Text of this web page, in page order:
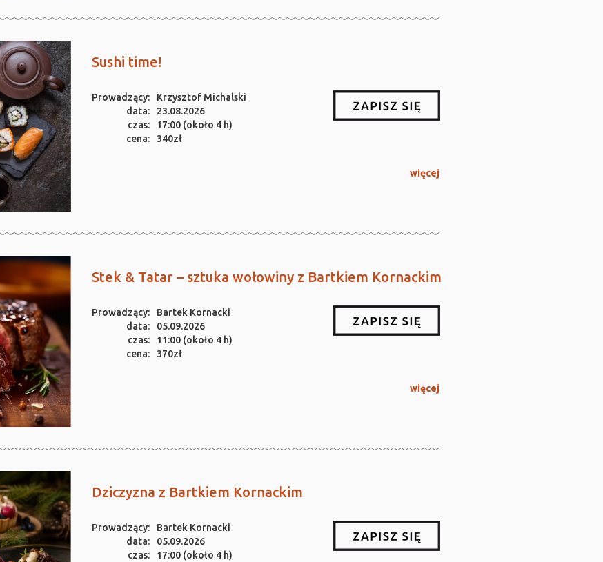
Sushi time!
Prowadzący:
Krzysztof Michalski
data:
23.08.2026
czas:
17:00 (około 4 h)
cena:
340zł
więcej
Stek & Tatar – sztuka wołowiny z Bartkiem Kornackim
Prowadzący:
Bartek Kornacki
data:
05.09.2026
czas:
11:00 (około 4 h)
cena:
370zł
więcej
Dziczyzna z Bartkiem Kornackim
Prowadzący:
Bartek Kornacki
data:
05.09.2026
czas:
17:00 (około 4 h)